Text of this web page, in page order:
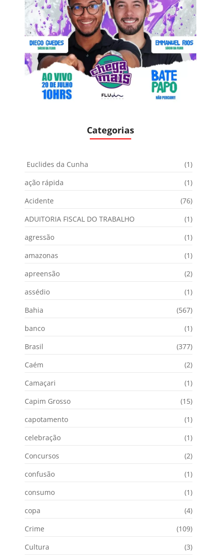
Categorias
Euclides da Cunha
(1)
ação rápida
(1)
Acidente
(76)
ADUITORIA FISCAL DO TRABALHO
(1)
agressão
(1)
amazonas
(1)
apreensão
(2)
assédio
(1)
Bahia
(567)
banco
(1)
Brasil
(377)
Caém
(2)
Camaçari
(1)
Capim Grosso
(15)
capotamento
(1)
celebração
(1)
Concursos
(2)
confusão
(1)
consumo
(1)
copa
(4)
Crime
(109)
Cultura
(3)